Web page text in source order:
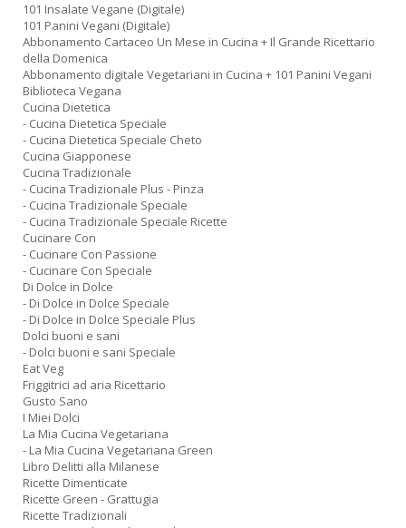
101 Insalate Vegane (Digitale)
101 Panini Vegani (Digitale)
Abbonamento Cartaceo Un Mese in Cucina + Il Grande Ricettario
della Domenica
Abbonamento digitale Vegetariani in Cucina + 101 Panini Vegani
Biblioteca Vegana
Cucina Dietetica
- Cucina Dietetica Speciale
- Cucina Dietetica Speciale Cheto
Cucina Giapponese
Cucina Tradizionale
- Cucina Tradizionale Plus - Pinza
- Cucina Tradizionale Speciale
- Cucina Tradizionale Speciale Ricette
Cucinare Con
- Cucinare Con Passione
- Cucinare Con Speciale
Di Dolce in Dolce
- Di Dolce in Dolce Speciale
- Di Dolce in Dolce Speciale Plus
Dolci buoni e sani
- Dolci buoni e sani Speciale
Eat Veg
Friggitrici ad aria Ricettario
Gusto Sano
I Miei Dolci
La Mia Cucina Vegetariana
- La Mia Cucina Vegetariana Green
Libro Delitti alla Milanese
Ricette Dimenticate
Ricette Green - Grattugia
Ricette Tradizionali